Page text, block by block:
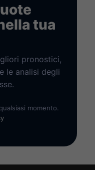
tua
pronostici,
le analisi degli
momento.